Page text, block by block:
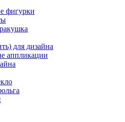
фигурки
для дизайна
аппликации